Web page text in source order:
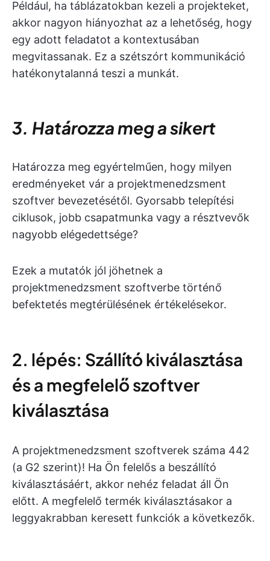
Például, ha táblázatokban kezeli a projekteket,
akkor nagyon hiányozhat az a lehetőség, hogy
egy adott feladatot a kontextusában
megvitassanak. Ez a szétszórt kommunikáció
hatékonytalanná teszi a munkát.
3. Határozza meg a sikert
Határozza meg egyértelműen, hogy milyen
eredményeket vár a projektmenedzsment
szoftver bevezetésétől. Gyorsabb telepítési
ciklusok, jobb csapatmunka vagy a résztvevők
nagyobb elégedettsége?
Ezek a mutatók jól jöhetnek a
projektmenedzsment szoftverbe történő
befektetés megtérülésének értékelésekor.
2. lépés: Szállító kiválasztása
és a megfelelő szoftver
kiválasztása
A projektmenedzsment szoftverek száma 442
(a G2 szerint)! Ha Ön felelős a beszállító
kiválasztásáért, akkor nehéz feladat áll Ön
előtt. A megfelelő termék kiválasztásakor a
leggyakrabban keresett funkciók a következők.